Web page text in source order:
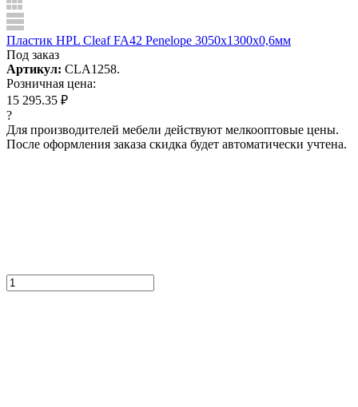
Пластик HPL Cleaf FA42 Penelope 3050x1300x0,6мм
Под заказ
Артикул: CLA1258.
Розничная цена:
15 295.35 ₽
?
Для производителей мебели действуют мелкооптовые цены.
После оформления заказа скидка будет автоматически учтена.